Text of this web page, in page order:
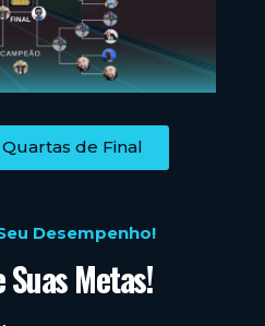
de Final
Desempenho!
Metas!